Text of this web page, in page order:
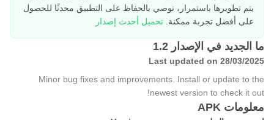
يتم تطويرها باستمرار، نوصي بالحفاظ على التطبيق محدثًا للحصول
على أفضل تجربة ممكنة. تحميل أحدث إصدار
ما الجديد في الإصدار 1.2
Last updated on 28/03/2025
Minor bug fixes and improvements. Install or update to the
newest version to check it out!
معلومات APK